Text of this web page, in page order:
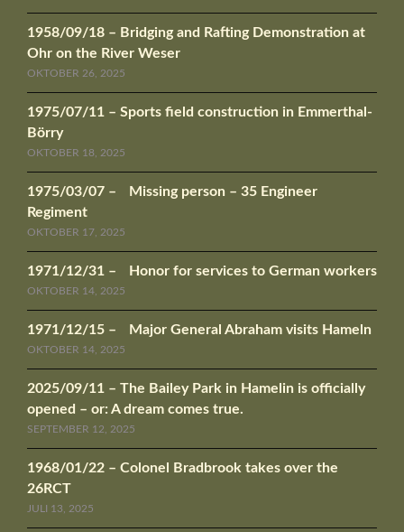
1958/09/18 – Bridging and Rafting Demonstration at
Ohr on the River Weser
OKTOBER 26, 2025
1975/07/11 – Sports field construction in Emmerthal-
Börry
OKTOBER 18, 2025
1975/03/07 – Missing person – 35 Engineer
Regiment
OKTOBER 17, 2025
1971/12/31 – Honor for services to German workers
OKTOBER 14, 2025
1971/12/15 – Major General Abraham visits Hameln
OKTOBER 14, 2025
2025/09/11 – The Bailey Park in Hamelin is officially
opened – or: A dream comes true.
SEPTEMBER 12, 2025
1968/01/22 – Colonel Bradbrook takes over the
26RCT
JULI 13, 2025